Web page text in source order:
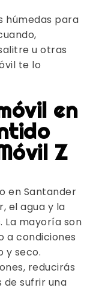
húmedas para
u otras
te lo
en
Z
en Santander
el agua y la
La mayoría son
a condiciones
y seco.
reducirás
de sufrir una